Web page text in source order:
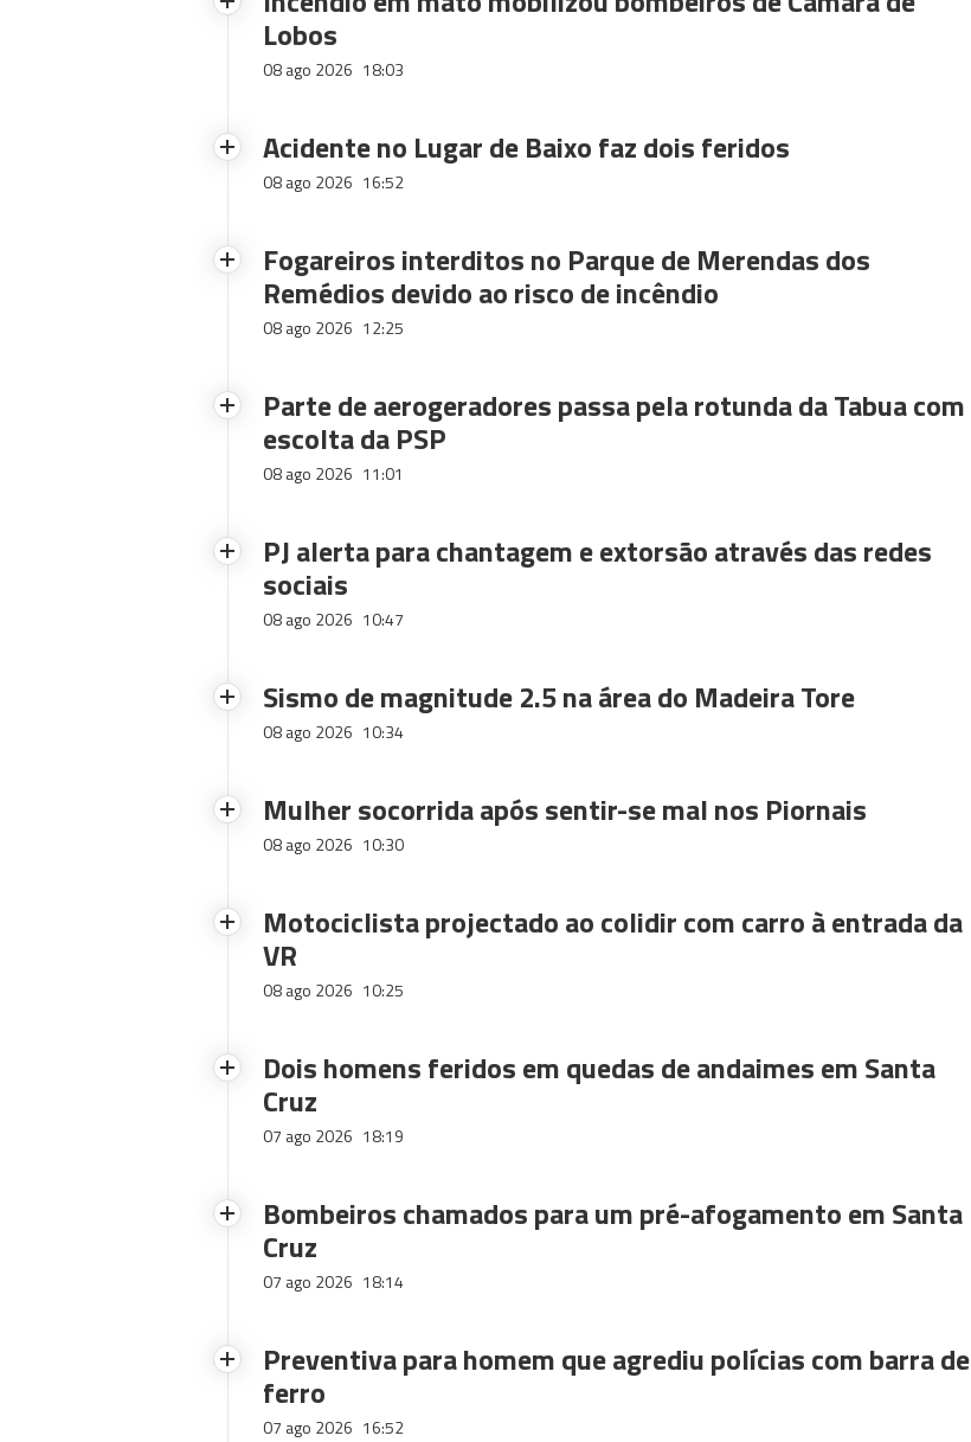
Lobos
08 ago 2026 18:03
Acidente no Lugar de Baixo faz dois feridos
08 ago 2026 16:52
Fogareiros interditos no Parque de Merendas dos
Remédios devido ao risco de incêndio
08 ago 2026 12:25
Parte de aerogeradores passa pela rotunda da Tabua com
escolta da PSP
08 ago 2026 11:01
PJ alerta para chantagem e extorsão através das redes
sociais
08 ago 2026 10:47
Sismo de magnitude 2.5 na área do Madeira Tore
08 ago 2026 10:34
Mulher socorrida após sentir-se mal nos Piornais
08 ago 2026 10:30
Motociclista projectado ao colidir com carro à entrada da
VR
08 ago 2026 10:25
Dois homens feridos em quedas de andaimes em Santa
Cruz
07 ago 2026 18:19
Bombeiros chamados para um pré-afogamento em Santa
Cruz
07 ago 2026 18:14
Preventiva para homem que agrediu polícias com barra de
ferro
07 ago 2026 16:52